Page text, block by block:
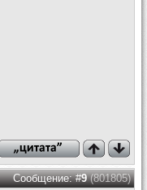
Сообщение: #9(801805)